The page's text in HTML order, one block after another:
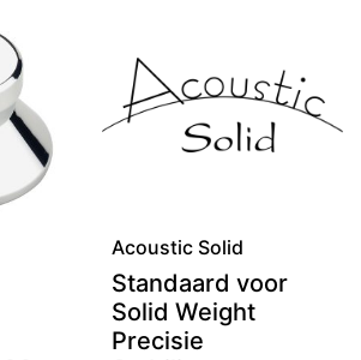
Acoustic Solid
Standaard voor
Solid Weight
Precisie